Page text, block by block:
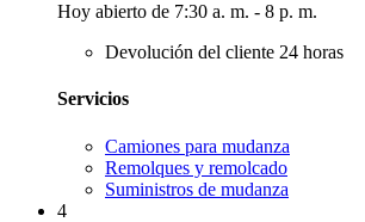
Hoy abierto de 7:30 a. m. - 8 p. m.
Devolución del cliente 24 horas
Servicios
Camiones para mudanza
Remolques y remolcado
Suministros de mudanza
4